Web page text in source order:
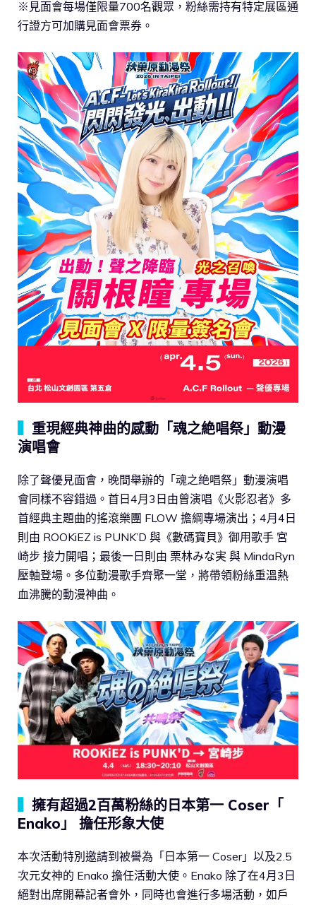
※見面會每場僅限量700名觀眾，粉絲需持有特定展區通
行證方可加購見面會票券。
重現經典神曲的感動「魂之絶唱祭」動漫
演唱會
除了聲優見面會，晚間舉辦的「魂之絶唱祭」動漫演唱
會同樣不容錯過。首日4月3日由曾演唱《火影忍者》多
首經典主題曲的搖滾樂團 FLOW 擔綱專場演出；4月4日
則由 ROOKiEZ is PUNK’D 與《數碼寶貝》御用歌手 宮
崎步 接力開唱；最後一日則由 栗林みな実 與 MindaRyn
壓軸登場。多位動漫歌手齊聚一堂，將帶領粉絲重溫熱
血沸騰的動漫神曲。
擁有超過2百萬粉絲的日本第一 Coser「
Enako」 擔任形象大使
本次活動特別邀請到被譽為「日本第一 Coser」以及2.5
次元女神的 Enako 擔任活動大使。Enako 除了在4月3日
絕對出席開幕記者會外，同時也會進行多場活動，如戶